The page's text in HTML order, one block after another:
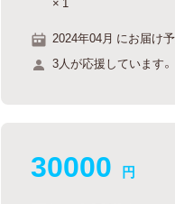
2024年04月 にお届け予
3人が応援しています。
30000 円